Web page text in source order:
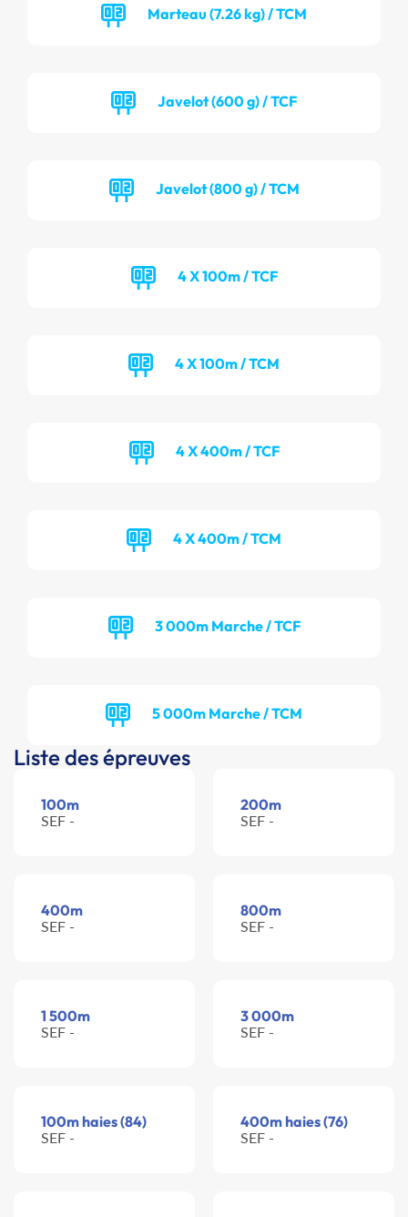
Marteau (7.26 kg) / TCM
Javelot (600 g) / TCF
Javelot (800 g) / TCM
4 X 100m / TCF
4 X 100m / TCM
4 X 400m / TCF
4 X 400m / TCM
3 000m Marche / TCF
5 000m Marche / TCM
Liste des épreuves
100m
SEF -
200m
SEF -
400m
SEF -
800m
SEF -
1 500m
SEF -
3 000m
SEF -
100m haies (84)
SEF -
400m haies (76)
SEF -